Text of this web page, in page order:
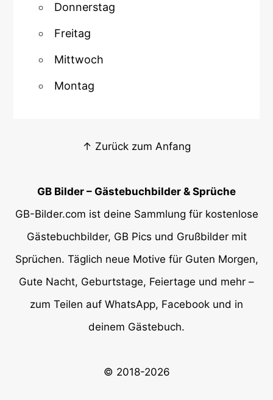
Donnerstag
Freitag
Mittwoch
Montag
↑ Zurück zum Anfang
GB Bilder – Gästebuchbilder & Sprüche
GB-Bilder.com ist deine Sammlung für kostenlose
Gästebuchbilder, GB Pics und Grußbilder mit
Sprüchen. Täglich neue Motive für Guten Morgen,
Gute Nacht, Geburtstage, Feiertage und mehr –
zum Teilen auf WhatsApp, Facebook und in
deinem Gästebuch.
© 2018-2026